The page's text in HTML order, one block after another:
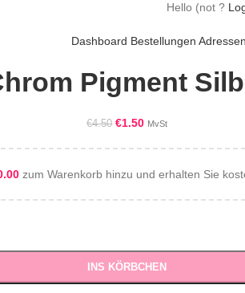
Hello (not ?
Dashboard Bestellungen Adressen
Pigment
€4.50 €1.50 MvSt
zum Warenkorb hinzu und erhalten Sie
INS KÖRBCHEN